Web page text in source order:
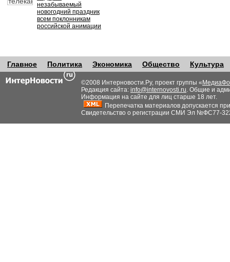
незабываемый
новогодний праздник
всем поклонникам
российской анимации
Главное Политика Экономика Общество Культура
©2008 Интерновости.Ру, проект группы «
Редакция сайта: info@internovosti.ru. Общие и
Информация на сайте для лиц старше 18 лет.
Перепечатка материалов допускается
Свидетельство о регистрации СМИ Эл №ФС77-